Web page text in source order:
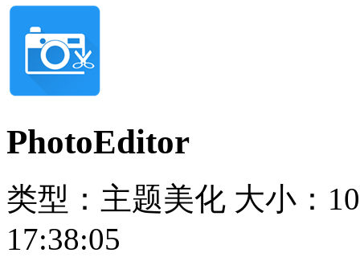
PhotoEditor
类型：主题美化 大小：
17:38:05